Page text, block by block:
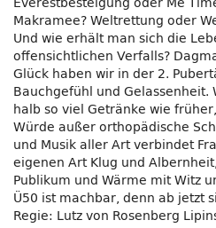
Makramee? Weltrettung oder
Und wie erhält man sich die
offensichtlichen Verfalls?
Glück haben wir in der 2.
Bauchgefühl und
halb so viel Getränke wie
Würde außer orthopädische
und Musik aller Art verbindet
eigenen Art Klug und
Publikum und Wärme mit Witz
Ü50 ist machbar, denn ab jetzt
Regie: Lutz von Rosenberg